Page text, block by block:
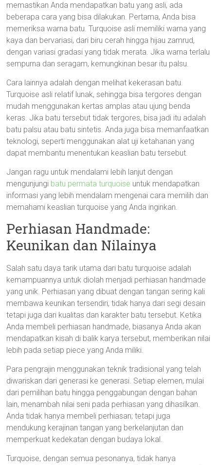
memastikan Anda mendapatkan batu yang asli, ada
beberapa cara yang bisa dilakukan. Pertama, Anda bisa
memeriksa warna batu. Turquoise asli memiliki warna yang
kaya dan bervariasi, dari biru cerah hingga hijau zamrud,
dengan variasi gradasi yang tidak merata. Jika warna terlalu
sempurna dan seragam, kemungkinan besar itu palsu.
Cara lainnya adalah dengan melihat kekerasan batu.
Turquoise asli relatif lunak, sehingga bisa tergores dengan
mudah menggunakan kertas amplas atau ujung benda
keras. Jika batu tersebut tidak tergores, bisa jadi itu adalah
batu palsu atau batu sintetis. Anda juga bisa memanfaatkan
teknologi, seperti menggunakan alat uji ketahanan yang
dapat membantu menentukan keaslian batu tersebut.
Jangan ragu untuk mendalami lebih lanjut dengan
mengunjungi batu permata turquoise untuk mendapatkan
informasi yang lebih mendalam mengenai cara memilih dan
memahami keaslian turquoise yang Anda inginkan.
Perhiasan Handmade:
Keunikan dan Nilainya
Salah satu daya tarik utama dari batu turquoise adalah
kemampuannya untuk diolah menjadi perhiasan handmade
yang unik. Perhiasan yang dibuat dengan tangan sering kali
membawa keunikan tersendiri, tidak hanya dari segi desain
tetapi juga dari kualitas dan karakter batu tersebut. Ketika
Anda membeli perhiasan handmade, biasanya Anda akan
mendapatkan kisah di balik karya tersebut, memberikan nilai
lebih pada setiap piece yang Anda miliki.
Para pengrajin menggunakan teknik tradisional yang telah
diwariskan dari generasi ke generasi. Setiap elemen, mulai
dari pemilihan batu hingga penggabungan dengan bahan
lain, menambah nilai seni pada perhiasan yang dihasilkan.
Anda tidak hanya membeli perhiasan; tetapi juga
mendukung kerajinan tangan yang berkelanjutan dan
memperkuat kedekatan dengan budaya lokal.
Turquoise, dengan semua pesonanya, tidak hanya